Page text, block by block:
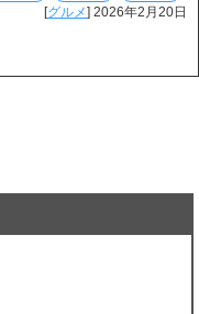
[グルメ] 2026年2月20日